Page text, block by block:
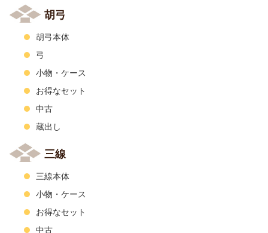
胡弓
胡弓本体
弓
小物・ケース
お得なセット
中古
蔵出し
三線
三線本体
小物・ケース
お得なセット
中古